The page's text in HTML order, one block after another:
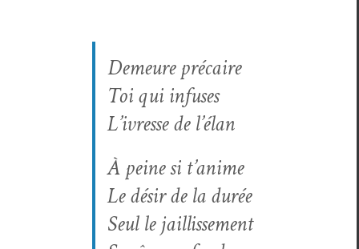
Demeure pré­caire
Toi qui infuses
L’ivresse de l’élan
À peine si t’anime
Le désir de la durée
Seul le jaillissement